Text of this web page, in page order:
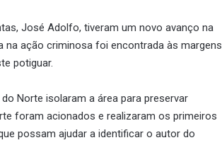
José Adolfo, tiveram um novo avanço na
na ação criminosa foi encontrada às margens
potiguar.
Norte isolaram a área para preservar
foram acionados e realizaram os primeiros
possam ajudar a identificar o autor do